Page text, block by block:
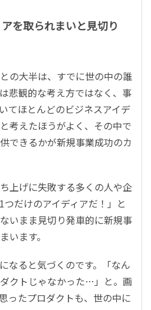
を取られまいと見切り
の大半は、すでに世の中の誰
悲観的な考え方ではなく、事
てほとんどのビジネスアイデ
考えたほうがよく、その中で
できるかが新規事業成功のカ
上げに失敗する多くの人や企
だけのアイディアだ！」と
いまま見切り発車的に新規事
います。
なると気づくのです。「なん
クトじゃなかった…」と。画
ったプロダクトも、世の中に